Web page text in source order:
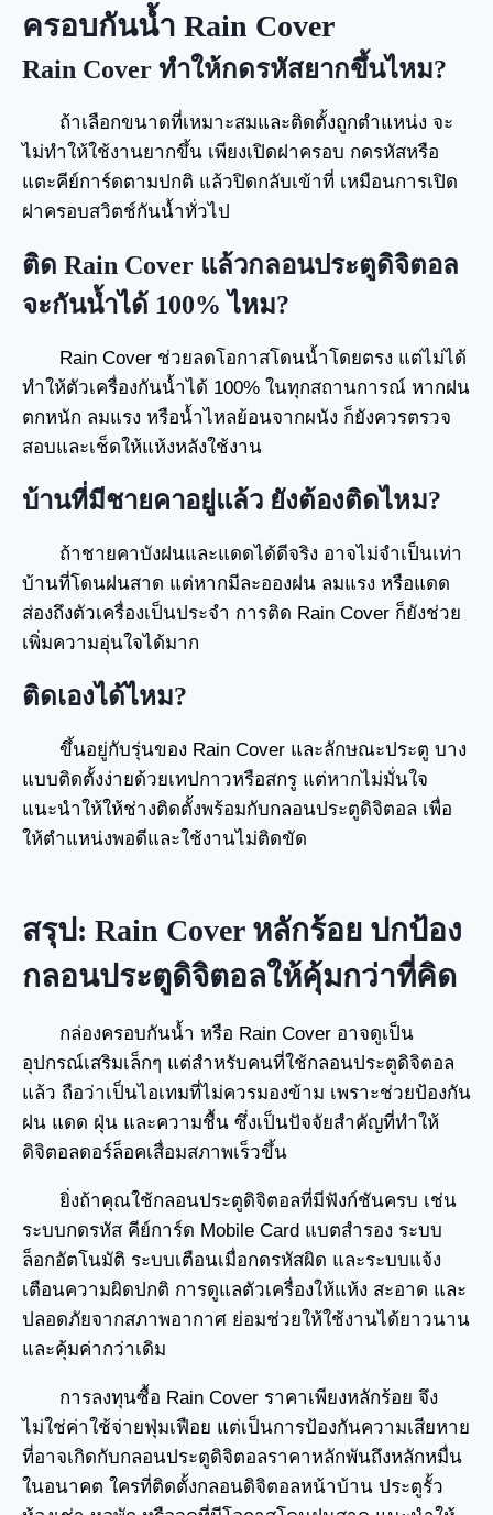
ครอบกันน้ำ Rain Cover
Rain Cover ทำให้กดรหัสยากขึ้นไหม?
ถ้าเลือกขนาดที่เหมาะสมและติดตั้งถูกตำแหน่ง จะ
ไม่ทำให้ใช้งานยากขึ้น เพียงเปิดฝาครอบ กดรหัสหรือ
แตะคีย์การ์ดตามปกติ แล้วปิดกลับเข้าที่ เหมือนการเปิด
ฝาครอบสวิตช์กันน้ำทั่วไป
ติด Rain Cover แล้วกลอนประตูดิจิตอล
จะกันน้ำได้ 100% ไหม?
Rain Cover ช่วยลดโอกาสโดนน้ำโดยตรง แต่ไม่ได้
ทำให้ตัวเครื่องกันน้ำได้ 100% ในทุกสถานการณ์ หากฝน
ตกหนัก ลมแรง หรือน้ำไหลย้อนจากผนัง ก็ยังควรตรวจ
สอบและเช็ดให้แห้งหลังใช้งาน
บ้านที่มีชายคาอยู่แล้ว ยังต้องติดไหม?
ถ้าชายคาบังฝนและแดดได้ดีจริง อาจไม่จำเป็นเท่า
บ้านที่โดนฝนสาด แต่หากมีละอองฝน ลมแรง หรือแดด
ส่องถึงตัวเครื่องเป็นประจำ การติด Rain Cover ก็ยังช่วย
เพิ่มความอุ่นใจได้มาก
ติดเองได้ไหม?
ขึ้นอยู่กับรุ่นของ Rain Cover และลักษณะประตู บาง
แบบติดตั้งง่ายด้วยเทปกาวหรือสกรู แต่หากไม่มั่นใจ
แนะนำให้ให้ช่างติดตั้งพร้อมกับกลอนประตูดิจิตอล เพื่อ
ให้ตำแหน่งพอดีและใช้งานไม่ติดขัด
สรุป: Rain Cover หลักร้อย ปกป้อง
กลอนประตูดิจิตอลให้คุ้มกว่าที่คิด
กล่องครอบกันน้ำ หรือ Rain Cover อาจดูเป็น
อุปกรณ์เสริมเล็กๆ แต่สำหรับคนที่ใช้กลอนประตูดิจิตอล
แล้ว ถือว่าเป็นไอเทมที่ไม่ควรมองข้าม เพราะช่วยป้องกัน
ฝน แดด ฝุ่น และความชื้น ซึ่งเป็นปัจจัยสำคัญที่ทำให้
ดิจิตอลดอร์ล็อคเสื่อมสภาพเร็วขึ้น
ยิ่งถ้าคุณใช้กลอนประตูดิจิตอลที่มีฟังก์ชันครบ เช่น
ระบบกดรหัส คีย์การ์ด Mobile Card แบตสำรอง ระบบ
ล็อกอัตโนมัติ ระบบเตือนเมื่อกดรหัสผิด และระบบแจ้ง
เตือนความผิดปกติ การดูแลตัวเครื่องให้แห้ง สะอาด และ
ปลอดภัยจากสภาพอากาศ ย่อมช่วยให้ใช้งานได้ยาวนาน
และคุ้มค่ากว่าเดิม
การลงทุนซื้อ Rain Cover ราคาเพียงหลักร้อย จึง
ไม่ใช่ค่าใช้จ่ายฟุ่มเฟือย แต่เป็นการป้องกันความเสียหาย
ที่อาจเกิดกับกลอนประตูดิจิตอลราคาหลักพันถึงหลักหมื่น
ในอนาคต ใครที่ติดตั้งกลอนดิจิตอลหน้าบ้าน ประตูรั้ว